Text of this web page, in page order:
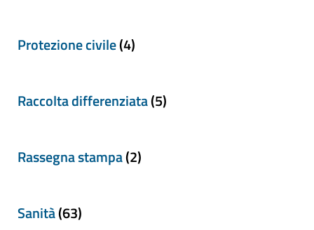
Protezione civile(4)
Raccolta differenziata(5)
Rassegna stampa(2)
Sanità(63)